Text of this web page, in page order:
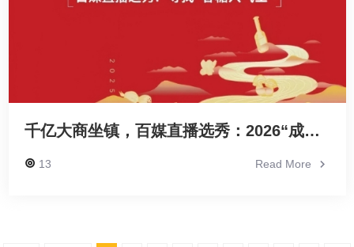
千亿大商坐镇，百媒直播选秀：2026“成都春糖人气王”即将启幕
13 Read More